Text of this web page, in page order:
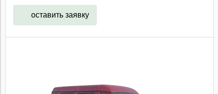
оставить заявку